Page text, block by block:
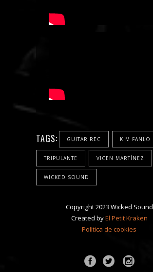
TAGS: GUITAR REC KIM FANLO
TRIPULANTE VICEN MARTÍNEZ
WICKED SOUND
Copyright 2023 Wicked Sound
Created byEl Petit Kraken
Política de cookies